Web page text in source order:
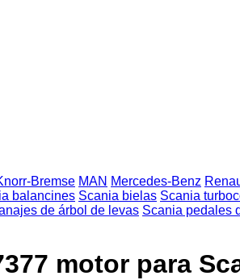
Bremse MAN Mercedes-Benz
balancines Scania bielas Scania
de árbol de levas Scania pedales
motor para